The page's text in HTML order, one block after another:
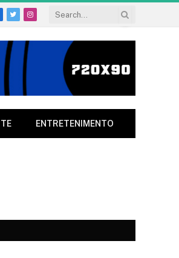
TwitterInstagram
ENTRETENIMENTO